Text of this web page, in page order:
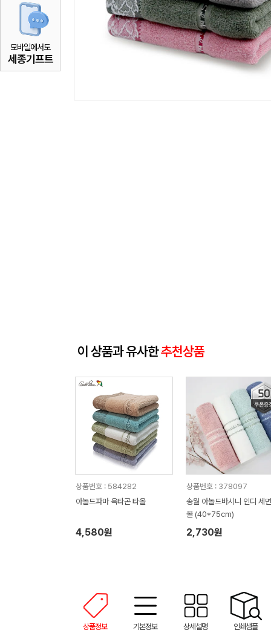
모바일에서도
세종기프트
이 상품과 유사한추천상품
상품번호 : 584282
아놀드파마 옥타곤 타올
4,580원
상품번호 : 378097
송월 아놀드바시니 인디 세
올 (40*75cm)
2,730원
상품정보 기본정보 상세설명 인쇄샘플